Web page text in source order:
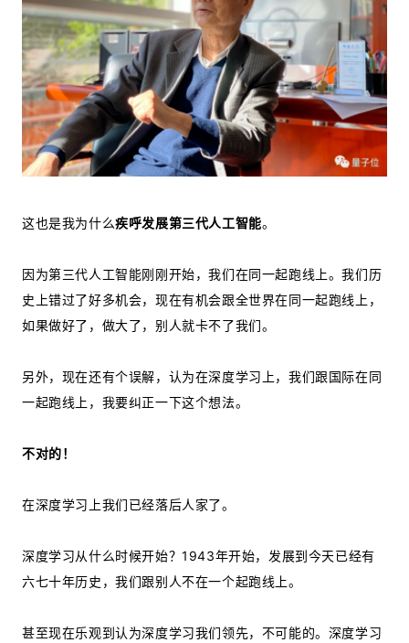
这也是我为什么疾呼发展第三代人工智能。
因为第三代人工智能刚刚开始，我们在同一起跑线上。我们历
史上错过了好多机会，现在有机会跟全世界在同一起跑线上，
如果做好了，做大了，别人就卡不了我们。
另外，现在还有个误解，认为在深度学习上，我们跟国际在同
一起跑线上，我要纠正一下这个想法。
不对的！
在深度学习上我们已经落后人家了。
深度学习从什么时候开始？1943年开始，发展到今天已经有
六七十年历史，我们跟别人不在一个起跑线上。
甚至现在乐观到认为深度学习我们领先，不可能的。深度学习